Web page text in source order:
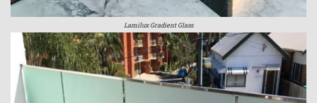
Lamilux Gradient Glass